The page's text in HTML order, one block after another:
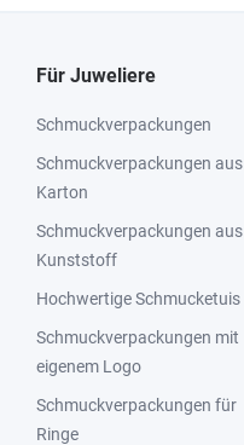
Für Juweliere
Schmuckverpackungen
Schmuckverpackungen aus
Karton
Schmuckverpackungen aus
Kunststoff
Hochwertige Schmucketuis
Schmuckverpackungen mit
eigenem Logo
Schmuckverpackungen für
Ringe